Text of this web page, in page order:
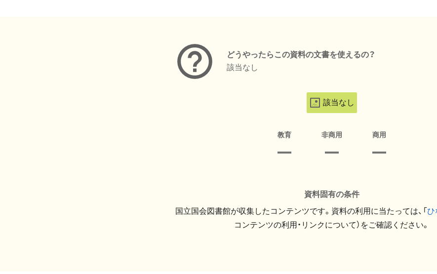
どうやったらこの資料の文書を使えるの？
該当なし
該当なし
教育 非商用 商用
資料固有の条件
国立国会図書館が収集したコンテンツです。資料の利用に当たっては、「ひ
コンテンツの利用・リンクについて）をご確認ください。